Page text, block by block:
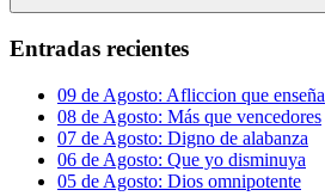
Buscar
Entradas recientes
09 de Agosto: Afliccion que enseña
08 de Agosto: Más que vencedores
07 de Agosto: Digno de alabanza
06 de Agosto: Que yo disminuya
05 de Agosto: Dios omnipotente